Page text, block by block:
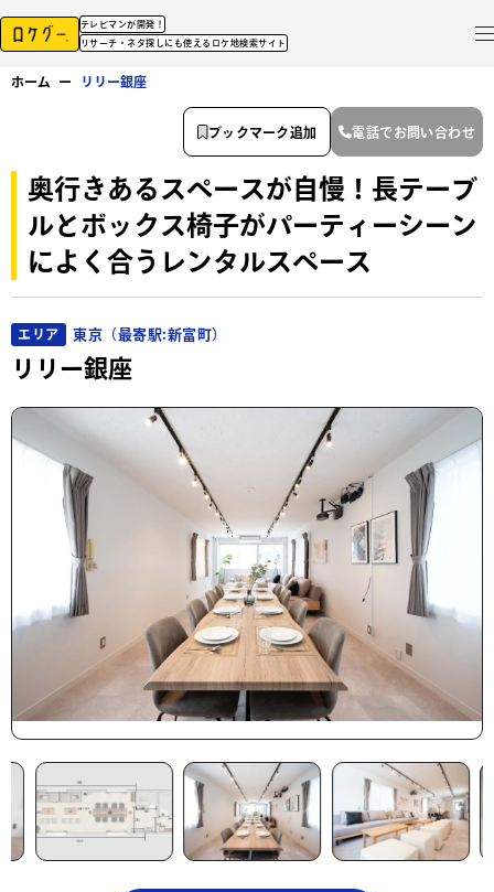
テレビマンが開発！
リサーチ・ネタ探しにも使えるロケ地検索サイト
ホーム ー リリー銀座
奥行きあるスペースが自慢！長テーブ
ルとボックス椅子がパーティーシーン
によく合うレンタルスペース
エリア 東京（最寄駅:新富町）
リリー銀座
ブックマーク追加 電話でお問い合わせ